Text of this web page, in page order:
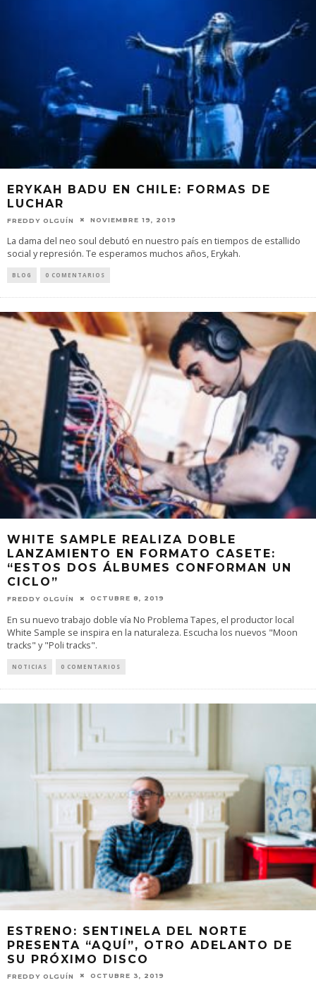
ERYKAH BADU EN CHILE: FORMAS DE
LUCHAR
FREDDY OLGUÍN NOVIEMBRE 19, 2019
La dama del neo soul debutó en nuestro país en tiempos de estallido
social y represión. Te esperamos muchos años, Erykah.
BLOG 0 COMENTARIOS
WHITE SAMPLE REALIZA DOBLE
LANZAMIENTO EN FORMATO CASETE:
“ESTOS DOS ÁLBUMES CONFORMAN UN
CICLO”
FREDDY OLGUÍN OCTUBRE 8, 2019
En su nuevo trabajo doble vía No Problema Tapes, el productor local
White Sample se inspira en la naturaleza. Escucha los nuevos "Moon
tracks" y "Poli tracks".
NOTICIAS 0 COMENTARIOS
ESTRENO: SENTINELA DEL NORTE
PRESENTA “AQUÍ”, OTRO ADELANTO DE
SU PRÓXIMO DISCO
FREDDY OLGUÍN OCTUBRE 3, 2019